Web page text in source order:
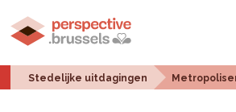
Stedelijke uitdagingen